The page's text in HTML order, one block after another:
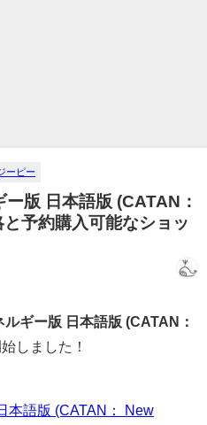
ーピー
ー版 日本語版 (CATAN：
予約購入可能なショッ
ギー版 日本語版 (CATAN：
しました！
本語版 (CATAN： New